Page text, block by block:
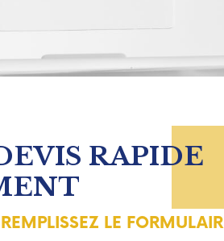
RAPIDE
LE